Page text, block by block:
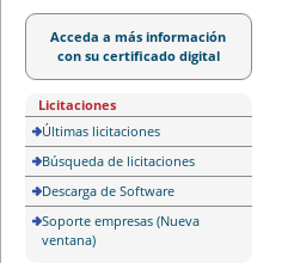
Acceda a más información
con su certificado digital
Licitaciones
Últimas licitaciones
Búsqueda de licitaciones
Descarga de Software
Soporte empresas (Nueva
ventana)